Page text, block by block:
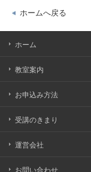
ホームへ戻る
ホーム
教室案内
お申込み方法
受講のきまり
運営会社
お問い合わせ